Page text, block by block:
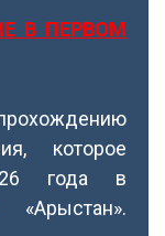
В ПЕРВОМ
которое
года в
«Арыстан».